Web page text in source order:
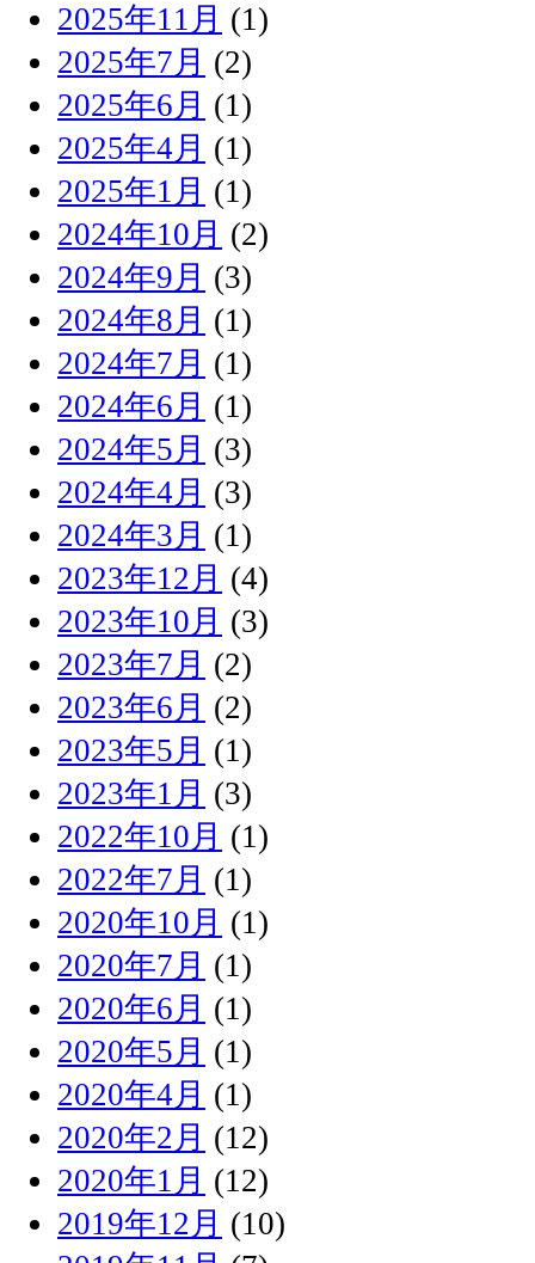
2025年11月 (1)
2025年7月 (2)
2025年6月 (1)
2025年4月 (1)
2025年1月 (1)
2024年10月 (2)
2024年9月 (3)
2024年8月 (1)
2024年7月 (1)
2024年6月 (1)
2024年5月 (3)
2024年4月 (3)
2024年3月 (1)
2023年12月 (4)
2023年10月 (3)
2023年7月 (2)
2023年6月 (2)
2023年5月 (1)
2023年1月 (3)
2022年10月 (1)
2022年7月 (1)
2020年10月 (1)
2020年7月 (1)
2020年6月 (1)
2020年5月 (1)
2020年4月 (1)
2020年2月 (12)
2020年1月 (12)
2019年12月 (10)